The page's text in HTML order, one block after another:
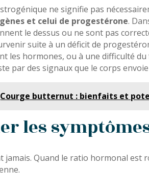
ne signifie pas
et celui de progestérone.
le dessus ou ne sont pas
suite à un déficit de
les hormones, ou à une difficulté
par des signaux que le corps
Courge butternut : bienfaits et
les
jamais. Quand le ratio hormonal est